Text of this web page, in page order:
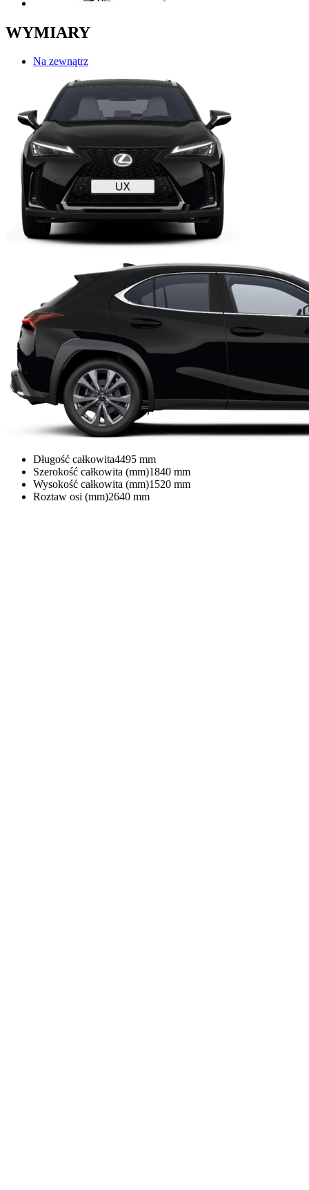
WYMIARY
Na zewnątrz
Długość całkowita4495 mm
Szerokość całkowita (mm)1840 mm
Wysokość całkowita (mm)1520 mm
Roztaw osi (mm)2640 mm